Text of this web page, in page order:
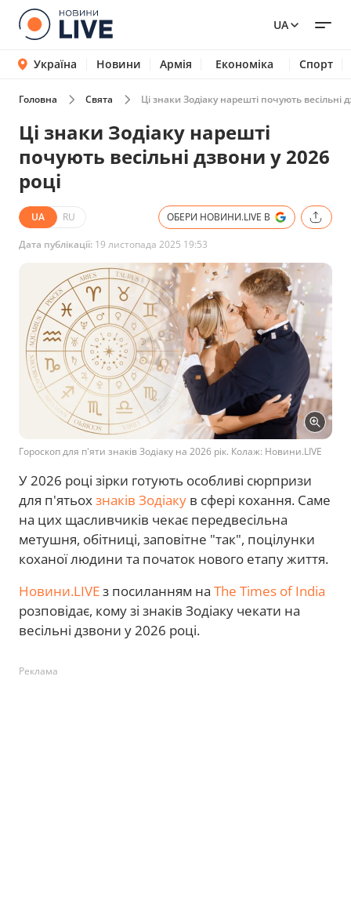
UA
Україна Новини Армія Економіка Спорт
Головна Свята Ці знаки Зодіаку нарешті почують весільні
Ці знаки Зодіаку нарешті
почують весільні дзвони у 2026
році
UA RU ОБЕРИ НОВИНИ.LIVE В
Дата публікації: 19 листопада 2025 19:53
Гороскоп для п'яти знаків Зодіаку на 2026 рік. Колаж: Новини.LIVE
У 2026 році зірки готують особливі сюрпризи
для п'ятьохзнаків Зодіаку в сфері кохання. Саме
на цих щасливчиків чекає передвесільна
метушня, обітниці, заповітне "так", поцілунки
коханої людини та початок нового етапу життя.
Новини.LIVEз посиланням на The Times of India
розповідає, кому зі знаків Зодіаку чекати на
весільні дзвони у 2026 році.
Реклама